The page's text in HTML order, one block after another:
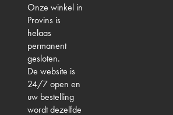
Onze winkel in
Provins is
helaas
permanent
gesloten.
De website is
24/7 open en
uw bestelling
wordt dezelfde